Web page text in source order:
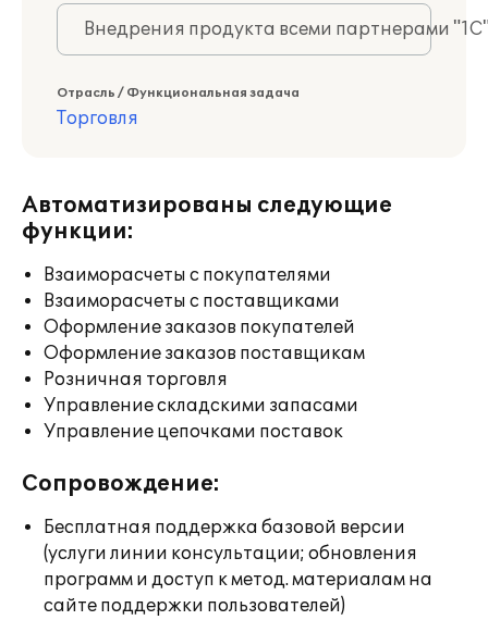
Внедрения продукта всеми партнерами
Отрасль / Функциональная задача
Торговля
Автоматизированы следующие
функции:
Взаиморасчеты с покупателями
Взаиморасчеты с поставщиками
Оформление заказов покупателей
Оформление заказов поставщикам
Розничная торговля
Управление складскими запасами
Управление цепочками поставок
Сопровождение:
Бесплатная поддержка базовой версии
(услуги линии консультации; обновления
программ и доступ к метод. материалам на
сайте поддержки пользователей)